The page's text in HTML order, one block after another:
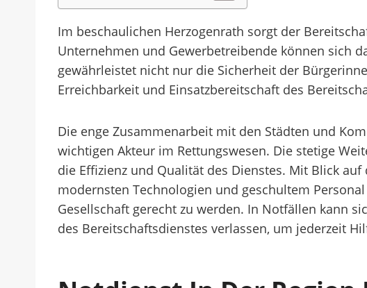
Im beschaulichen Herzogenrath sorgt der
Unternehmen und Gewerbetreibende können sich
gewährleistet nicht nur die Sicherheit der
Erreichbarkeit und Einsatzbereitschaft des
Die enge Zusammenarbeit mit den Städten und
wichtigen Akteur im Rettungswesen. Die stetige
die Effizienz und Qualität des Dienstes. Mit Blick
modernsten Technologien und geschultem
Gesellschaft gerecht zu werden. In Notfällen kann
des Bereitschaftsdienstes verlassen, um jederzeit